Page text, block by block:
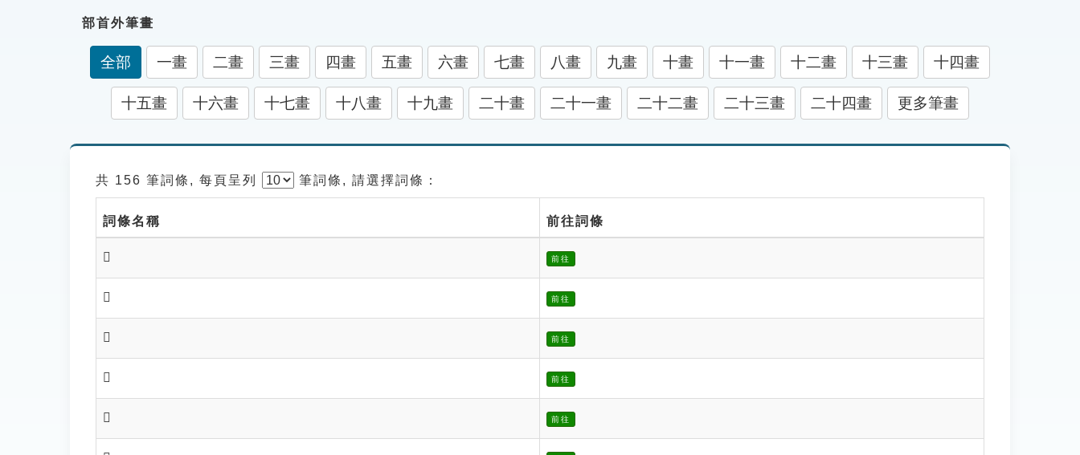
部首外筆畫
全部 一畫 二畫 三畫 四畫 五畫 六畫 七畫 八畫 九畫 十畫 十一畫 十二畫 十三畫 十四畫
十五畫 十六畫 十七畫 十八畫 十九畫 二十畫 二十一畫 二十二畫 二十三畫 二十四畫 更多筆畫
共 156 筆詞條, 每頁呈列 筆詞條, 請選擇詞條：
詞條名稱 前往詞條
𧳬 前往
𧳭 前往
𧳮 前往
𧳲 前往
𧳳 前往